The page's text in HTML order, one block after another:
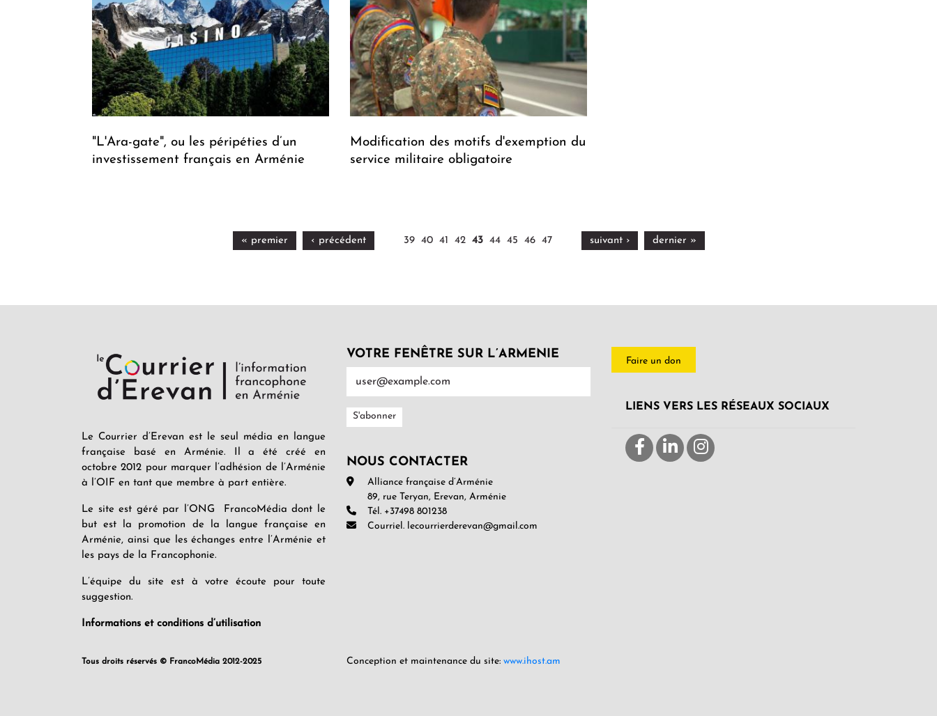
"L'Ara-gate", ou les péripéties d’un
investissement français en Arménie
Modification des motifs d'exemption du
service militaire obligatoire
« premier ‹ précédent 39 40 41 42 43 44 45 46 47 suivant › dernier »
Le Courrier d’Erevan est le seul média en langue
française basé en Arménie. Il a été créé en
octobre 2012 pour marquer l’adhésion de l’Arménie
à l’OIF en tant que membre à part entière.
Le site est géré par l’ONG FrancoMédia dont le
but est la promotion de la langue française en
Arménie, ainsi que les échanges entre l’Arménie et
les pays de la Francophonie.
L’équipe du site est à votre écoute pour toute
suggestion.
Informations et conditions d’utilisation
Tous droits réservés © FrancoMédia 2012-2025
VOTRE FENÊTRE SUR L’ARMENIE
NOUS CONTACTER
Alliance française d’Arménie
89, rue Teryan, Erevan, Arménie
Tél. +37498 801238
Courriel. lecourrierderevan@gmail.com
Conception et maintenance du site: www.ihost.am
Faire un don
LIENS VERS LES RÉSEAUX SOCIAUX